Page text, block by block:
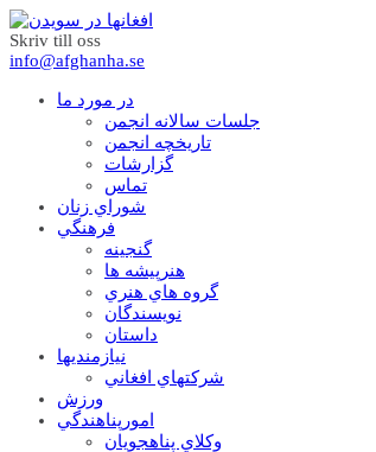
Skriv till oss
info@afghanha.se
در مورد ما
جلسات سالانه انجمن
تاریخچه انجمن
گزارشات
تماس
شوراي زنان
فرهنگي
گنجينه
هنرپيشه ها
گروه هاي هنري
نويسندگان
داستان
نيازمنديها
شرکتهاي افغاني
ورزش
امورپناهندگي
وکلاي پناهجويان